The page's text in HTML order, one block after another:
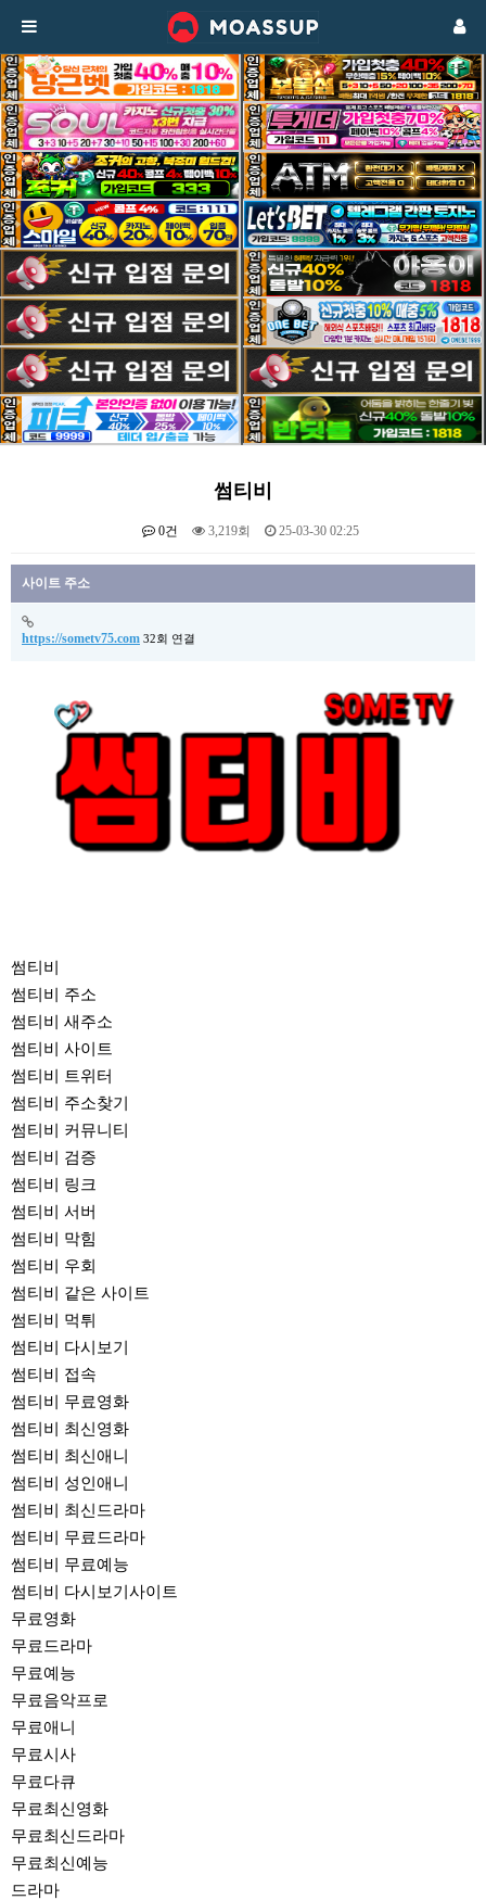
썸티비
0건 3,219회 25-03-30 02:25
본문
사이트 주소
https://sometv75.com 32회 연결
썸티비
썸티비 주소
썸티비 새주소
썸티비 사이트
썸티비 트위터
썸티비 주소찾기
썸티비 커뮤니티
썸티비 검증
썸티비 링크
썸티비 서버
썸티비 막힘
썸티비 우회
썸티비 같은 사이트
썸티비 먹튀
썸티비 다시보기
썸티비 접속
썸티비 무료영화
썸티비 최신영화
썸티비 최신애니
썸티비 성인애니
썸티비 최신드라마
썸티비 무료드라마
썸티비 무료예능
썸티비 다시보기사이트
무료영화
무료드라마
무료예능
무료음악프로
무료애니
무료시사
무료다큐
무료최신영화
무료최신드라마
무료최신예능
드라마